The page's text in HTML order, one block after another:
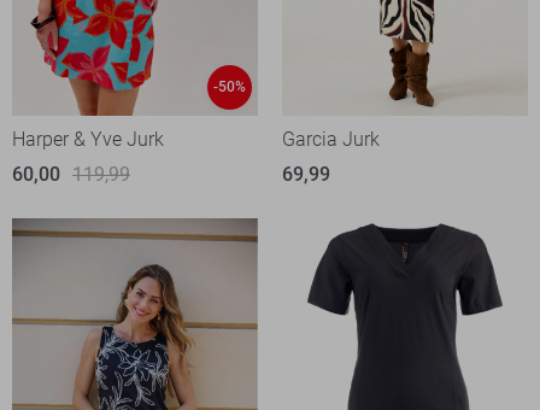
-50%
Harper & Yve Jurk
60,00 119,99
Garcia Jurk
69,99